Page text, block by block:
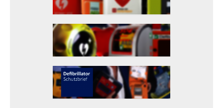
Wissenschaft
Sponsoren und Förderer
Geschäftsstelle
Kontakt
Nachrichten